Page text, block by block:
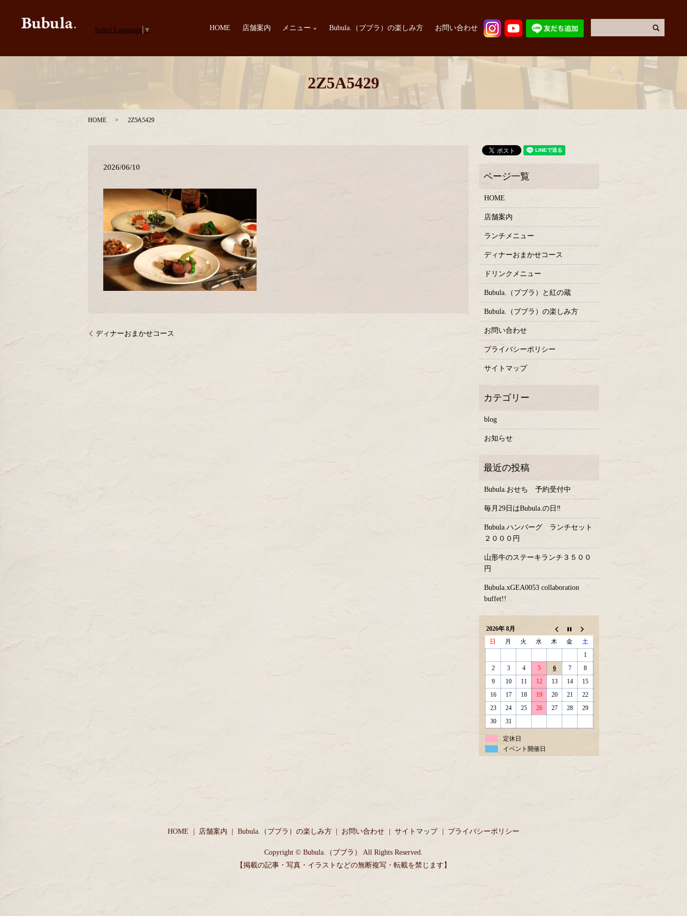
Select Language ▼ HOME 店舗案内 メニュー Bubula.（ブブラ）の楽しみ方 お問い合わせ
2Z5A5429
HOME 2Z5A5429
2026/06/10
ディナーおまかせコース
HOME
店舗案内
ランチメニュー
ディナーおまかせコース
ドリンクメニュー
Bubula.（ブブラ）と紅の蔵
Bubula.（ブブラ）の楽しみ方
お問い合わせ
プライバシーポリシー
サイトマップ
blog
お知らせ
Bubula.おせち 予約受付中
毎月29日はBubula.の日‼
Bubula.ハンバーグ ランチセット
２０００円
山形牛のステーキランチ３５００
円
Bubula.xGEA0053 collaboration
buffet!!
2026年 8月
日
月 火 水 木 金
土
1
2
3 4 5 6 7
8
9
10 11 12 13 14
15
16
17 18 19 20 21
22
23
24 25 26 27 28
29
30
31
定休日
イベント開催日
HOME 店舗案内 Bubula.（ブブラ）の楽しみ方 お問い合わせ サイトマップ プライバシーポリシー
Copyright © Bubula.（ブブラ） All Rights Reserved.
【掲載の記事・写真・イラストなどの無断複写・転載を禁じます】